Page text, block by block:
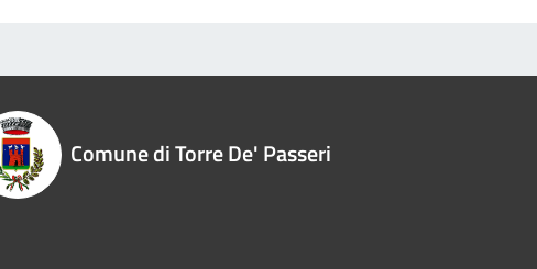
Comune di Torre De' Passeri